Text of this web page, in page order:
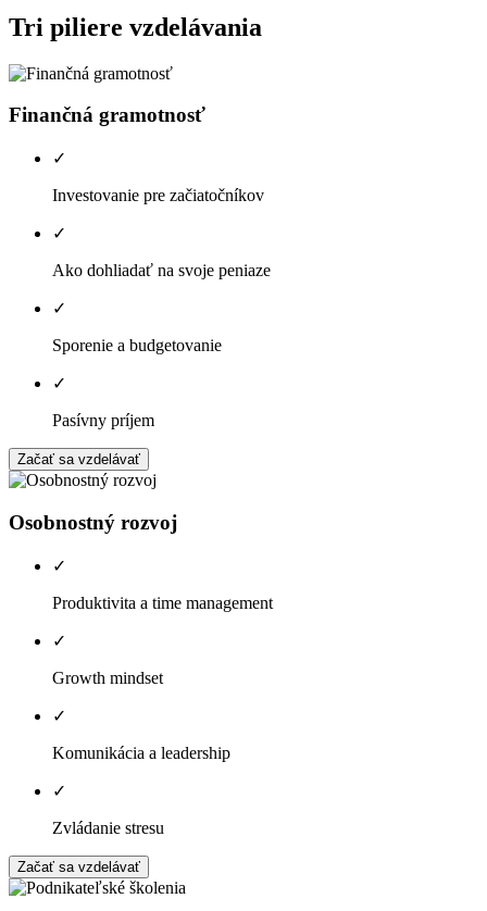
Tri piliere vzdelávania
Finančná gramotnosť
✓
Investovanie pre začiatočníkov
✓
Ako dohliadať na svoje peniaze
✓
Sporenie a budgetovanie
✓
Pasívny príjem
Začať sa vzdelávať
Osobnostný rozvoj
✓
Produktivita a time management
✓
Growth mindset
✓
Komunikácia a leadership
✓
Zvládanie stresu
Začať sa vzdelávať